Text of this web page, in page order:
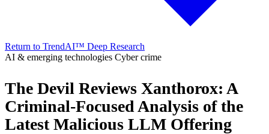
Return to TrendAI™ Deep Research
AI & emerging technologies Cyber crime
The Devil Reviews Xanthorox: A
Criminal-Focused Analysis of the
Latest Malicious LLM Offering